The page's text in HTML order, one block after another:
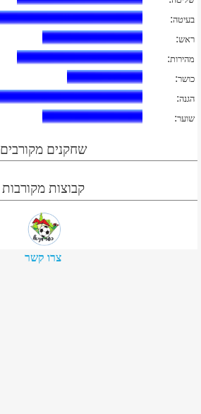
בעיטה:
ראש:
מהירות:
כושר:
הגנה:
שוער:
שחקנים מקורבים
קבוצות מקורבות
צרו קשר